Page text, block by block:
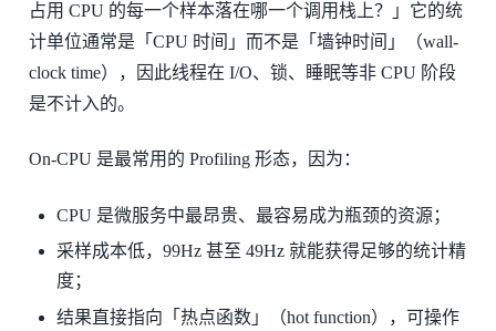
占用 CPU 的每一个样本落在哪一个调用栈上？」它的统
计单位通常是「CPU 时间」而不是「墙钟时间」（wall-
clock time），因此线程在 I/O、锁、睡眠等非 CPU 阶段
是不计入的。
On-CPU 是最常用的 Profiling 形态，因为：
CPU 是微服务中最昂贵、最容易成为瓶颈的资源；
采样成本低，99Hz 甚至 49Hz 就能获得足够的统计精
度；
结果直接指向「热点函数」（hot function），可操作